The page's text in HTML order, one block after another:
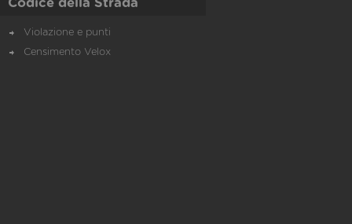
Codice della Strada
Violazione e punti
Censimento Velox